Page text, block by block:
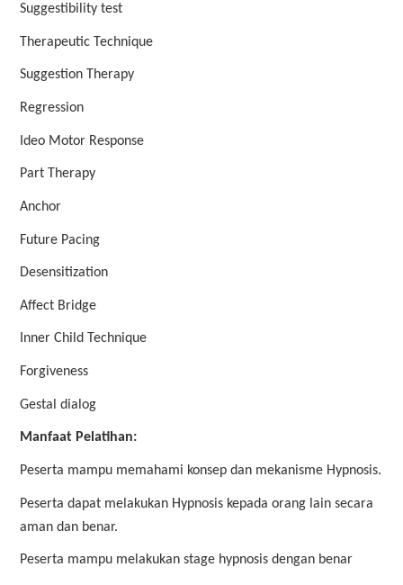
Suggestibility test
Therapeutic Technique
Suggestion Therapy
Regression
Ideo Motor Response
Part Therapy
Anchor
Future Pacing
Desensitization
Affect Bridge
Inner Child Technique
Forgiveness
Gestal dialog
Manfaat Pelatihan:
Peserta mampu memahami konsep dan mekanisme Hypnosis.
Peserta dapat melakukan Hypnosis kepada orang lain secara
aman dan benar.
Peserta mampu melakukan stage hypnosis dengan benar